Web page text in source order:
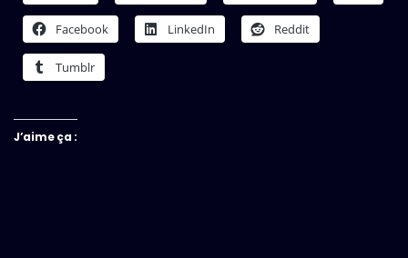
Facebook LinkedIn Reddit
Tumblr
J’aime ça :